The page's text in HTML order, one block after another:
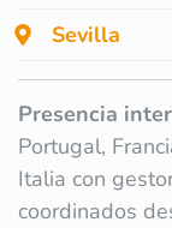
Sevilla
Presencia
Portugal,
Italia con
coordinados